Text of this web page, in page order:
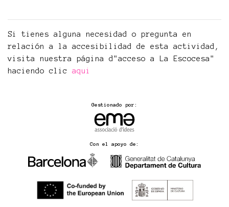
Si tienes alguna necesidad o pregunta en
relación a la accesibilidad de esta actividad,
visita nuestra página d"acceso a La Escocesa"
haciendo clic
aqui
Gestionado por:
Con el apoyo de: